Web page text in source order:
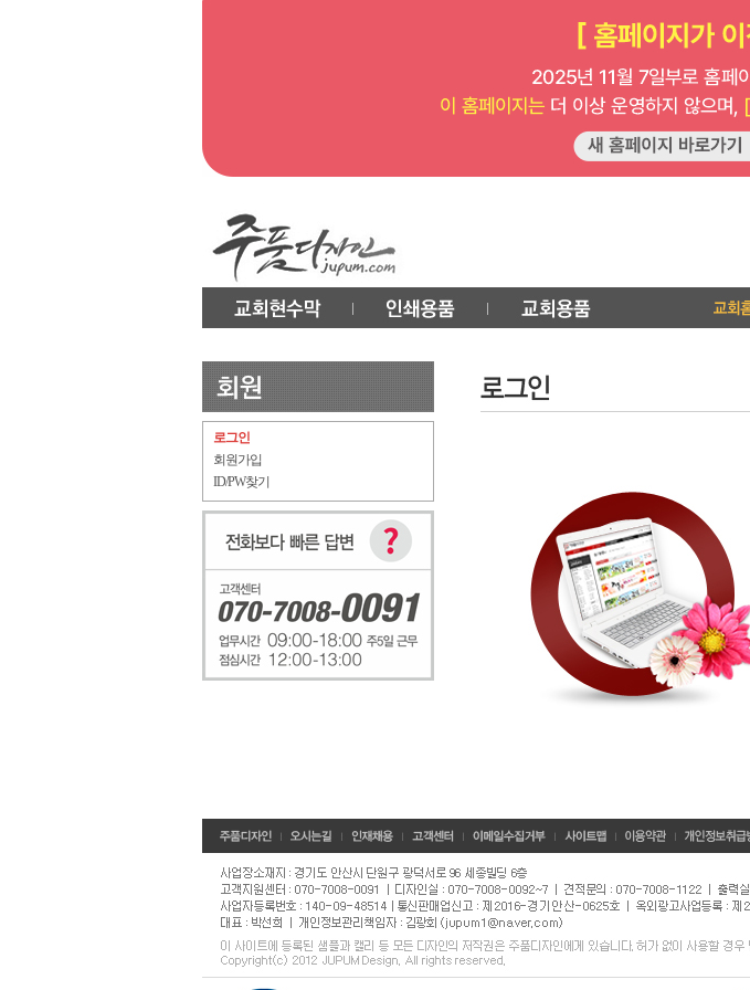
로그인
회원가입
ID/PW찾기